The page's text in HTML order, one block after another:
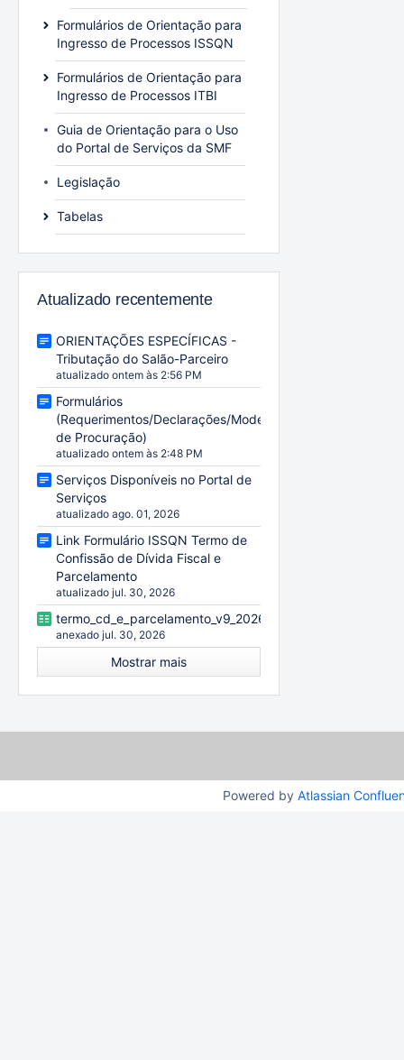
Formulários de Orientação para
Ingresso de Processos ISSQN
Formulários de Orientação para
Ingresso de Processos ITBI
Guia de Orientação para o Uso
do Portal de Serviços da SMF
Legislação
Tabelas
Atualizado recentemente
ORIENTAÇÕES ESPECÍFICAS -
Tributação do Salão-Parceiro
atualizado ontem às 2:56 PM
Formulários
(Requerimentos/Declarações/Modelo
de Procuração)
atualizado ontem às 2:48 PM
Serviços Disponíveis no Portal de
Serviços
atualizado ago. 01, 2026
Link Formulário ISSQN Termo de
Confissão de Dívida Fiscal e
Parcelamento
atualizado jul. 30, 2026
termo_cd_e_parcelamento_v9_20260729.xlsx
anexado jul. 30, 2026
Mostrar mais
Powered by Atlassian